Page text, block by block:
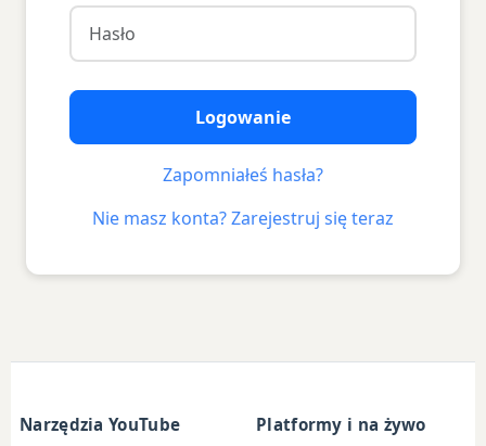
Logowanie
Zapomniałeś hasła?
Nie masz konta? Zarejestruj się teraz
Narzędzia YouTube Platformy i na żywo